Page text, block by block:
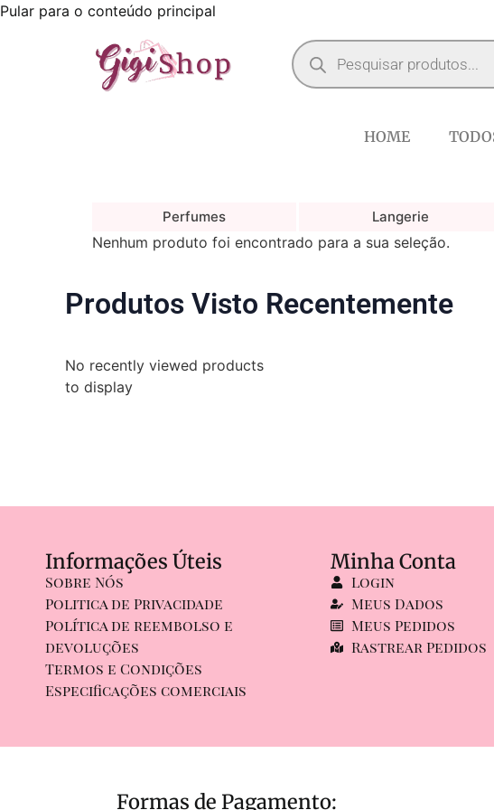
Pular para o conteúdo principal
HOME
Perfumes Langerie
Nenhum produto foi encontrado para a sua seleção.
Produtos Visto Recentemente
No recently viewed products
to display
Informações Úteis
Sobre Nós
Politica de Privacidade
Política de reembolso e
devoluções
Termos e Condições
Especificações comerciais
Minha Conta
Login
Meus Dados
Meus Pedidos
Rastrear Pedidos
Formas de Pagamento: